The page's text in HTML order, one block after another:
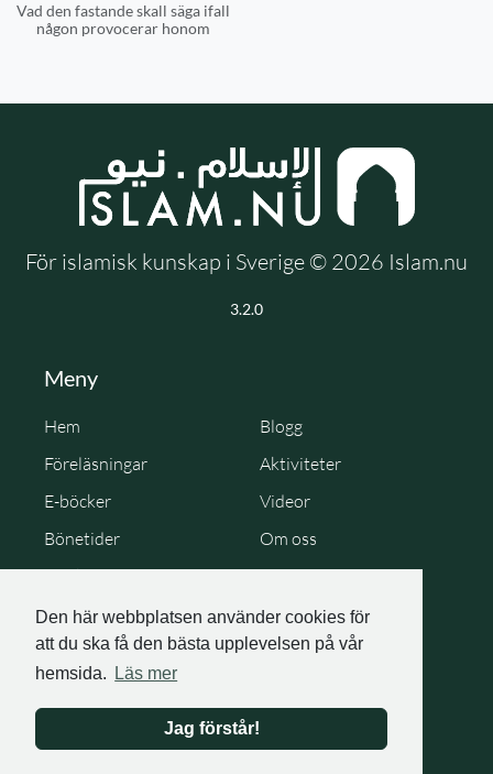
Den här webbplatsen använder cookies för
att du ska få den bästa upplevelsen på vår
hemsida.
Läs mer
Jag förstår!
Vad den fastande skall säga ifall
någon provocerar honom
För islamisk kunskap i Sverige © 2026 Islam.nu
3.2.0
Meny
Hem
Blogg
Föreläsningar
Aktiviteter
E-böcker
Videor
Bönetider
Om oss
Cookie Policy
Personuppgiftspolicy